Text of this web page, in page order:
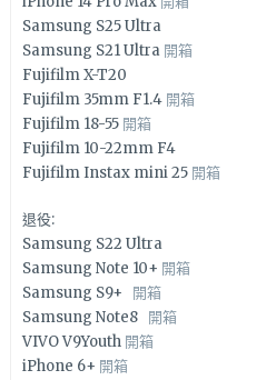
Samsung S25 Ultra
Samsung S21 Ultra 開箱
Fujifilm X-T20
Fujifilm 35mm F1.4 開箱
Fujifilm 18-55 開箱
Fujifilm 10-22mm F4
Fujifilm Instax mini 25 開箱
退役:
Samsung S22 Ultra
Samsung Note 10+ 開箱
Samsung S9+ 開箱
Samsung Note8 開箱
VIVO V9Youth 開箱
iPhone 6+ 開箱